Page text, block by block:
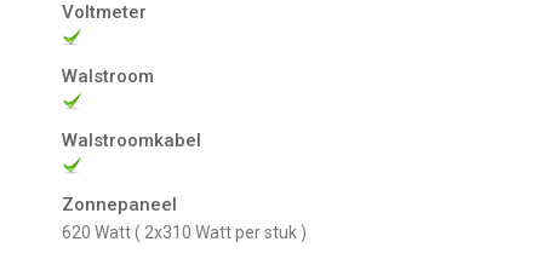
Voltmeter
Walstroom
Walstroomkabel
Zonnepaneel
620 Watt ( 2x310 Watt per stuk )